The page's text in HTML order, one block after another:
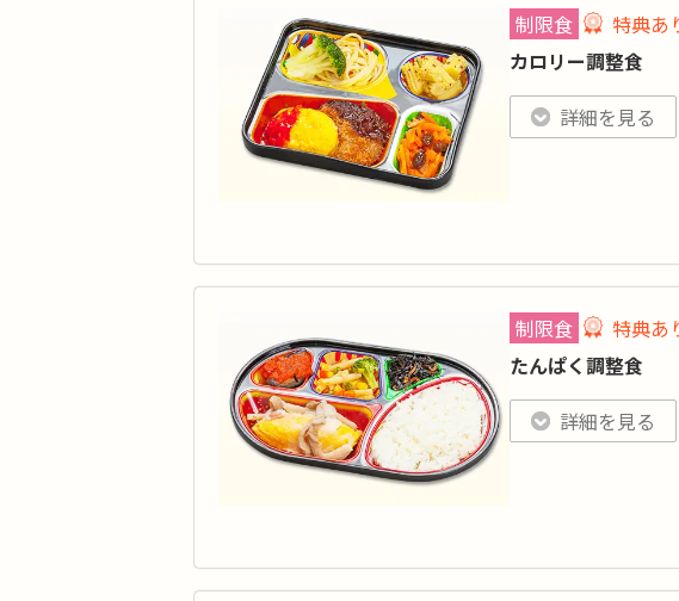
品目数 : -
脂質:-／カリウム:-／
制限食
特典あ
カロリー調整食
特典あり 詳細
カロリーを一定の
タンパク質
品目数: -
脂質:-／カリウム:-／リン:-
価格はおかずのみの場
詳細を見る
制限食
特典あ
たんぱく調整食
特典あり 詳細
たんぱく質の摂取
詳細を見る